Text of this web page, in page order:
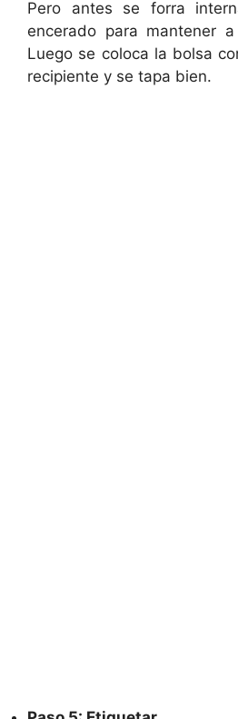
Pero antes se forra
encerado para mantener
Luego se coloca la bolsa
recipiente y se tapa bien.